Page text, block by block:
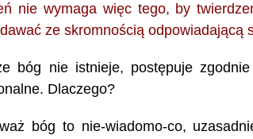
nie wymaga więc tego, by
ze skromnością odpowiadającą
bóg nie istnieje, postępuje
Dlaczego?
bóg to nie-wiadomo-co,